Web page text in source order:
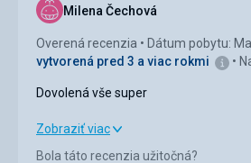
Dobré....
Služby
Dobré
Úprava sjezdovek v noci kdy pršelo a
Táto recenzia bola preložená
Služby
Cena
Milena Čechová
Overená recenzia Dátum pobytu:
vytvorená pred 3 a viac rokmi
Dovolená vše super
Dovolená vše super
Zobraziť viac
Bola táto recenzia užitočná?